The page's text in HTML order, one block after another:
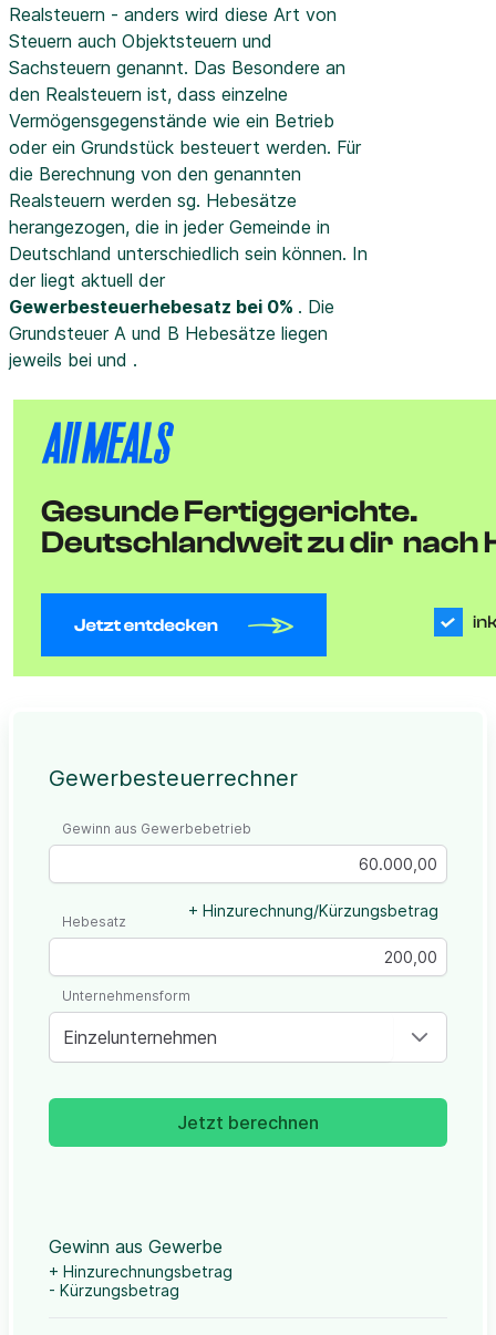
Realsteuern - anders wird diese Art von
Steuern auch Objektsteuern und
Sachsteuern genannt. Das Besondere an
den Realsteuern ist, dass einzelne
Vermögensgegenstände wie ein Betrieb
oder ein Grundstück besteuert werden. Für
die Berechnung von den genannten
Realsteuern werden sg. Hebesätze
herangezogen, die in jeder Gemeinde in
Deutschland unterschiedlich sein können. In
der liegt aktuell der
Gewerbesteuerhebesatz bei 0% . Die
Grundsteuer A und B Hebesätze liegen
jeweils bei und .
Gewerbesteuerrechner
Gewinn aus Gewerbebetrieb
+ Hinzurechnung/Kürzungsbetrag
Hebesatz
Einzelunternehmen
Unternehmensform
Jetzt berechnen
Gewinn aus Gewerbe
+ Hinzurechnungsbetrag
- Kürzungsbetrag